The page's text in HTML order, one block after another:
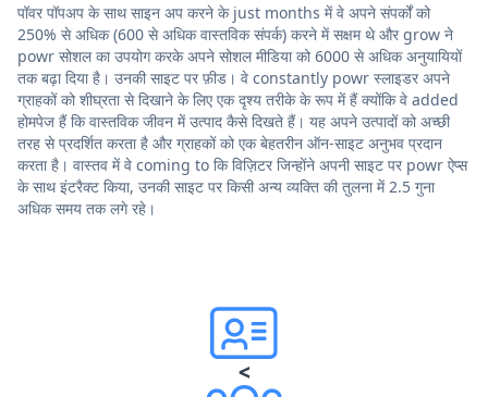
पॉवर पॉपअप के साथ साइन अप करने के just months में वे अपने संपर्कों को
250% से अधिक (600 से अधिक वास्तविक संपर्क) करने में सक्षम थे और grow ने
powr सोशल का उपयोग करके अपने सोशल मीडिया को 6000 से अधिक अनुयायियों
तक बढ़ा दिया है। उनकी साइट पर फ़ीड। वे constantly powr स्लाइडर अपने
ग्राहकों को शीघ्रता से दिखाने के लिए एक दृश्य तरीके के रूप में हैं क्योंकि वे added
होमपेज हैं कि वास्तविक जीवन में उत्पाद कैसे दिखते हैं। यह अपने उत्पादों को अच्छी
तरह से प्रदर्शित करता है और ग्राहकों को एक बेहतरीन ऑन-साइट अनुभव प्रदान
करता है। वास्तव में वे coming to कि विज़िटर जिन्होंने अपनी साइट पर powr ऐप्स
के साथ इंटरैक्ट किया, उनकी साइट पर किसी अन्य व्यक्ति की तुलना में 2.5 गुना
अधिक समय तक लगे रहे।
<